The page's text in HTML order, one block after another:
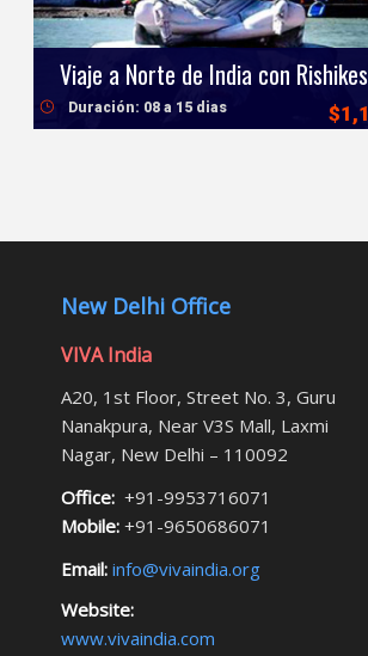
Viaje a Norte de India con
Duración: 08 a 15 dias
New Delhi Office
VIVA India
A20, 1st Floor, Street No. 3, Guru
Nanakpura, Near V3S Mall, Laxmi
Nagar, New Delhi – 110092
Office: +91-9953716071
Mobile: +91-9650686071
Email: info@vivaindia.org
Website:
www.vivaindia.com